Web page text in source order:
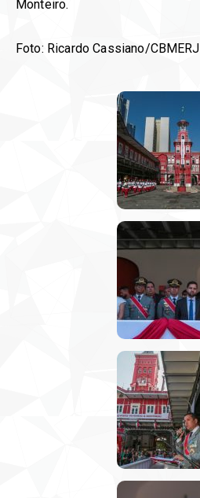
Monteiro.
Foto: Ricardo Cassiano/CBMERJ